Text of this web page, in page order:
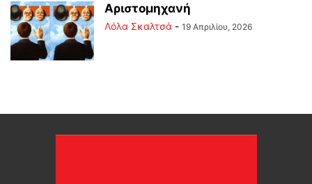
Αριστομηχανή
Λόλα Σκαλτσά - 19 Απριλίου, 2026